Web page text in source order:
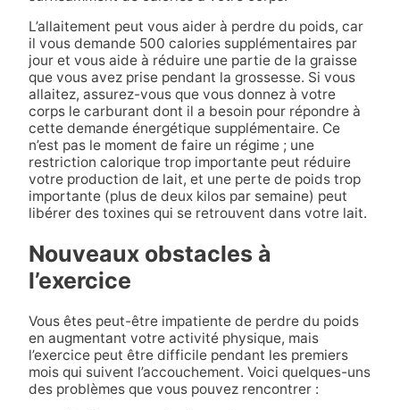
L’allaitement peut vous aider à perdre du poids, car
il vous demande 500 calories supplémentaires par
jour et vous aide à réduire une partie de la graisse
que vous avez prise pendant la grossesse. Si vous
allaitez, assurez-vous que vous donnez à votre
corps le carburant dont il a besoin pour répondre à
cette demande énergétique supplémentaire. Ce
n’est pas le moment de faire un régime ; une
restriction calorique trop importante peut réduire
votre production de lait, et une perte de poids trop
importante (plus de deux kilos par semaine) peut
libérer des toxines qui se retrouvent dans votre lait.
Nouveaux obstacles à
l’exercice
Vous êtes peut-être impatiente de perdre du poids
en augmentant votre activité physique, mais
l’exercice peut être difficile pendant les premiers
mois qui suivent l’accouchement. Voici quelques-uns
des problèmes que vous pouvez rencontrer :